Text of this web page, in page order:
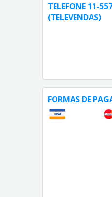
TELEFONE 11-
(TELEVENDAS)
FORMAS DE